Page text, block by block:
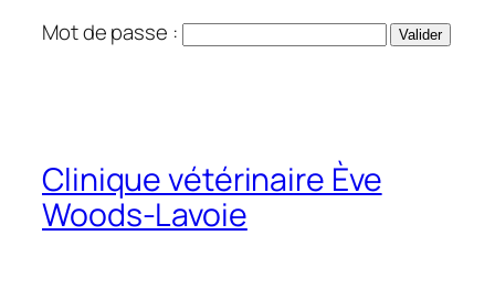
Mot de passe :
Clinique vétérinaire Ève
Woods-Lavoie